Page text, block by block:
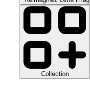
Collection